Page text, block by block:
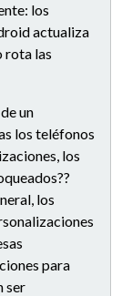
los
actualiza
rota las
un
los teléfonos
los
los
para
ser